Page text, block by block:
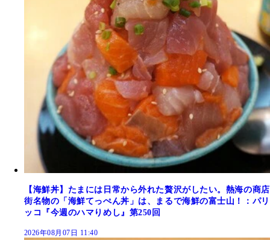
【海鮮丼】たまには日常から外れた贅沢がしたい。熱海の商店
街名物の「海鮮てっぺん丼」は、まるで海鮮の富士山！：パリ
ッコ『今週のハマりめし』第250回
2026年08月07日 11:40